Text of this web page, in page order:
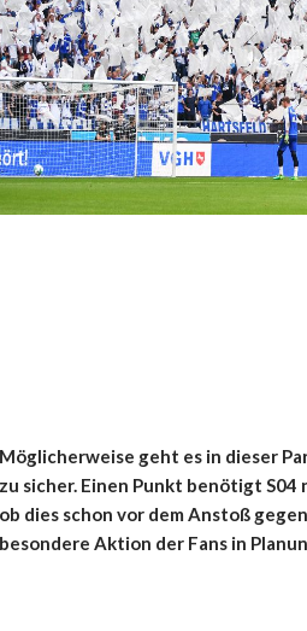
Möglicherweise geht es in dieser
zu sicher. Einen Punkt benötigt S04
ob dies schon vor dem Anstoß
besondere Aktion der Fans in